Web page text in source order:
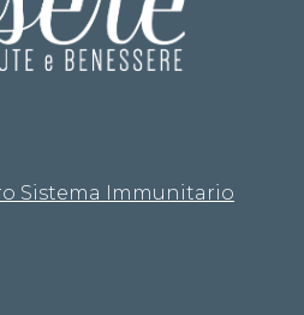
Sistema Immunitario